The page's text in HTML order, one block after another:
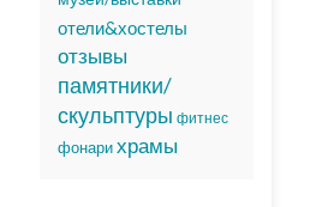
отели&хостелы
отзывы
памятники/
скульптуры фитнес
фонари храмы